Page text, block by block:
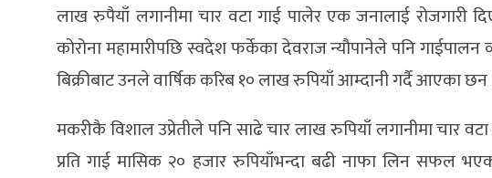
लाख रुपैयाँ लगानीमा चार वटा गाई पालेर एक जनालाई रोजगारी
कोरोना महामारीपछि स्वदेश फर्केका देवराज न्यौपानेले पनि
बिक्रीबाट उनले वार्षिक करिब १० लाख रुपियाँ आम्दानी गर्दै आएका छन
मकरीकै विशाल उप्रेतीले पनि साढे चार लाख रुपियाँ लगानीमा चार
प्रति गाई मासिक २० हजार रुपियाँभन्दा बढी नाफा लिन सफल